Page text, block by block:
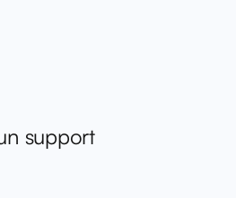
support